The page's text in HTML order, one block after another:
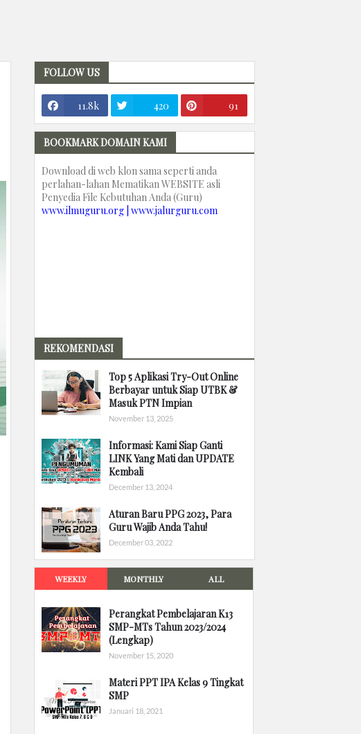
FOLLOW US
11.8k 420 91
BOOKMARK DOMAIN KAMI
Download di web klon sama seperti anda
perlahan-lahan Mematikan WEBSITE asli
Penyedia File Kebutuhan Anda (Guru)
www.ilmuguru.org | www.jalurguru.com
REKOMENDASI
Top 5 Aplikasi Try-Out Online
Berbayar untuk Siap UTBK &
Masuk PTN Impian
November 13, 2025
Informasi: Kami Siap Ganti
LINK Yang Mati dan UPDATE
Kembali
December 13, 2024
Aturan Baru PPG 2023, Para
Guru Wajib Anda Tahu!
December 03, 2022
WEEKLY MONTHLY ALL
Perangkat Pembelajaran K13
SMP-MTs Tahun 2023/2024
(Lengkap)
November 15, 2020
Materi PPT IPA Kelas 9 Tingkat
SMP
Januari 18, 2021